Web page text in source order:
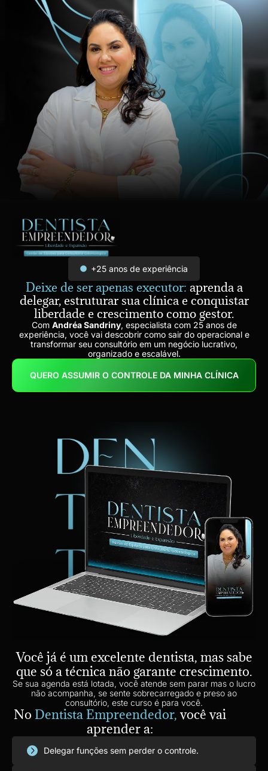
+25 anos de experiência
Deixe de ser apenas executor: aprenda a
delegar, estruturar sua clínica e conquistar
liberdade e crescimento como gestor.
Com Andréa Sandriny, especialista com 25 anos de
experiência, você vai descobrir como sair do operacional e
transformar seu consultório em um negócio lucrativo,
organizado e escalável.
QUERO ASSUMIR O CONTROLE DA MINHA CLÍNICA
Você já é um excelente dentista, mas sabe
que só a técnica não garante crescimento.
Se sua agenda está lotada, você atende sem parar mas o lucro
não acompanha, se sente sobrecarregado e preso ao
consultório, este curso é para você.
No Dentista Empreendedor, você vai
aprender a:
Delegar funções sem perder o controle.